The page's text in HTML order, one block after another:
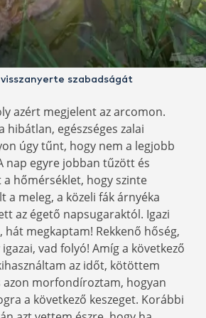
szabadságát
azért megjelent az arcomon.
hibátlan, egészséges zalai
úgy tűnt, hogy nem a legjobb
nap egyre jobban tűzött és
hőmérséklet, hogy szinte
a meleg, a közeli fák árnyéka
az égető napsugaraktól. Igazi
hát megkaptam! Rekkenő hőség,
vad folyó! Amíg a következő
az időt, kötöttem
morfondíroztam, hogyan
a következő keszeget. Korábbi